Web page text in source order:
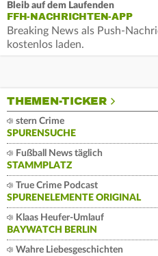
Bleib auf dem Laufenden
FFH-NACHRICHTEN-APP
Breaking News als Push-
kostenlos laden.
THEMEN-TICKER
stern Crime
SPURENSUCHE
Fußball News täglich
STAMMPLATZ
True Crime Podcast
SPURENELEMENTE ORIGINAL
Klaas Heufer-Umlauf
BAYWATCH BERLIN
Wahre Liebesgeschichten